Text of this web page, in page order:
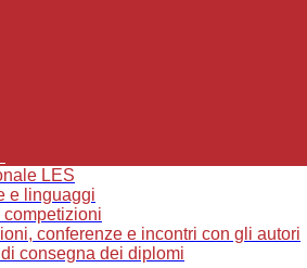
LES
e linguaggi
conferenze e incontri con gli autori
consegna dei diplomi